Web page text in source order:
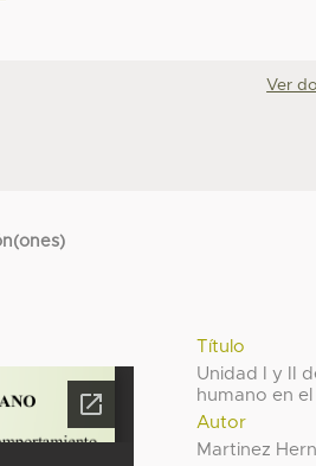
Ver
Título
Unidad I y II
humano en
Autor
Martinez